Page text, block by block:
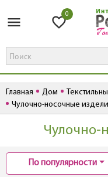
0
Главная Дом
Чулочно-носочные
Чулочно-
По популярности